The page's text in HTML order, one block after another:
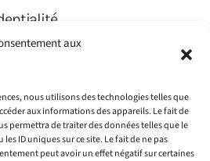
aux
nous utilisons des technologies telles que
aux informations des appareils. Le fait de
permettra de traiter des données telles que le
ID uniques sur ce site. Le fait de ne pas
peut avoir un effet négatif sur certaines
(UE)